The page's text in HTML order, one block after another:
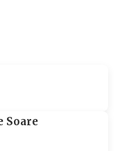
Soare